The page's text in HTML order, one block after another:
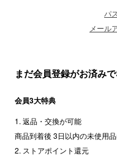
パ
メール
まだ会員登録がお済み
会員3大特典
1. 返品・交換が可能
商品到着後 3日以内の未使用
2. ストアポイント還元